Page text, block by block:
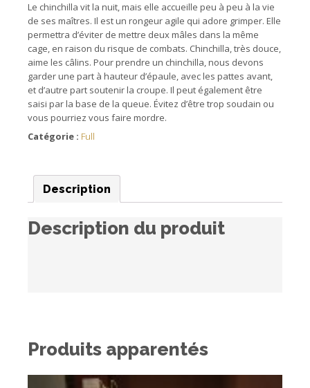
Le chinchilla vit la nuit, mais elle accueille peu à peu à la vie
de ses maîtres. Il est un rongeur agile qui adore grimper. Elle
permettra d’éviter de mettre deux mâles dans la même
cage, en raison du risque de combats. Chinchilla, très douce,
aime les câlins. Pour prendre un chinchilla, nous devons
garder une part à hauteur d’épaule, avec les pattes avant,
et d’autre part soutenir la croupe. Il peut également être
saisi par la base de la queue. Évitez d’être trop soudain ou
vous pourriez vous faire mordre.
Catégorie : Full
Description
Description du produit
Produits apparentés